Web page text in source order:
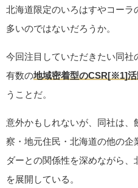
北海道限定のいろはすやコーラ
多いのではないだろうか。
今回注目していただきたい同社
有数の地域密着型のCSR[※1]活
うことだ。
意外かもしれないが、同社は、
察・地元住民・北海道の他の
ダーとの関係性を深めながら
を展開している。